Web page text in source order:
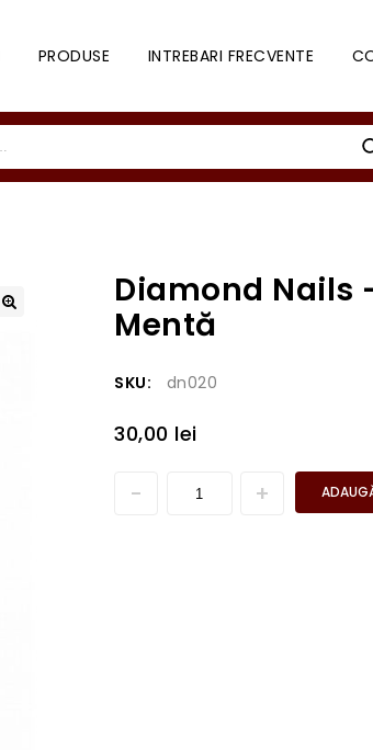
PRODUSE INTREBARI FRECVENTE
Diamond Nails
Mentă
SKU: dn020
30,00 lei